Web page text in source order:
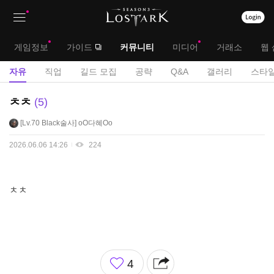
대
메
게임정보 가이드 커뮤니티 미디어 거래소 웹
서
자유 직업 길드 모집 공략 Q&A 갤러리 스타
자
게
ㅊㅊ 5
Lv.70 Black술사 oO다혜Oo
2026.06.06 14:26 224
ㅊㅊ
좋
아
4